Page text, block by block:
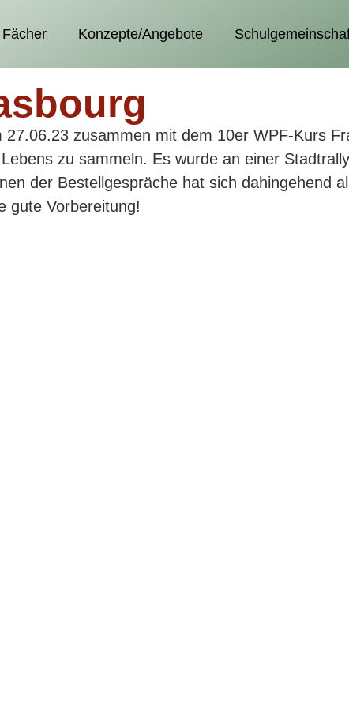
Fächer Konzepte/Angebote
zusammen mit dem 10er WPF-Kurs
zu sammeln. Es wurde an einer
der Bestellgespräche hat sich dahingehend
gute Vorbereitung!